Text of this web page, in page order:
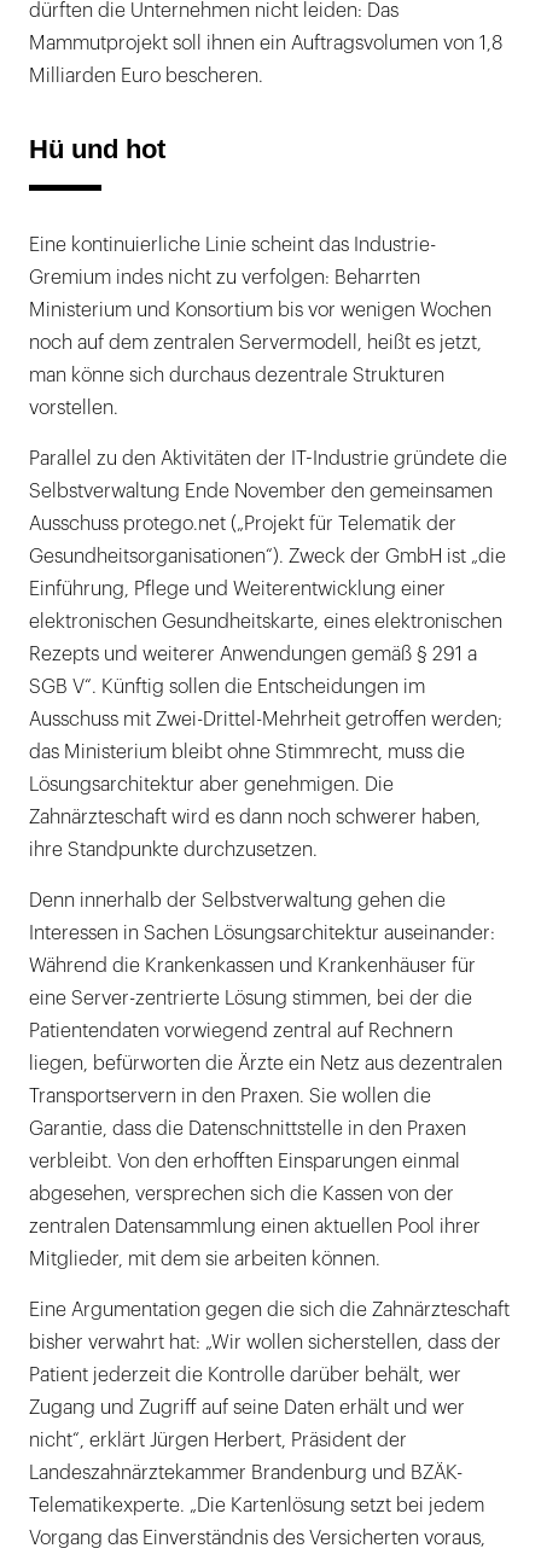
dürften die Unternehmen nicht leiden: Das
Mammutprojekt soll ihnen ein Auftragsvolumen von 1,8
Milliarden Euro bescheren.
Hü und hot
Eine kontinuierliche Linie scheint das Industrie-
Gremium indes nicht zu verfolgen: Beharrten
Ministerium und Konsortium bis vor wenigen Wochen
noch auf dem zentralen Servermodell, heißt es jetzt,
man könne sich durchaus dezentrale Strukturen
vorstellen.
Parallel zu den Aktivitäten der IT-Industrie gründete die
Selbstverwaltung Ende November den gemeinsamen
Ausschuss protego.net („Projekt für Telematik der
Gesundheitsorganisationen“). Zweck der GmbH ist „die
Einführung, Pflege und Weiterentwicklung einer
elektronischen Gesundheitskarte, eines elektronischen
Rezepts und weiterer Anwendungen gemäß § 291 a
SGB V“. Künftig sollen die Entscheidungen im
Ausschuss mit Zwei-Drittel-Mehrheit getroffen werden;
das Ministerium bleibt ohne Stimmrecht, muss die
Lösungsarchitektur aber genehmigen. Die
Zahnärzteschaft wird es dann noch schwerer haben,
ihre Standpunkte durchzusetzen.
Denn innerhalb der Selbstverwaltung gehen die
Interessen in Sachen Lösungsarchitektur auseinander:
Während die Krankenkassen und Krankenhäuser für
eine Server-zentrierte Lösung stimmen, bei der die
Patientendaten vorwiegend zentral auf Rechnern
liegen, befürworten die Ärzte ein Netz aus dezentralen
Transportservern in den Praxen. Sie wollen die
Garantie, dass die Datenschnittstelle in den Praxen
verbleibt. Von den erhofften Einsparungen einmal
abgesehen, versprechen sich die Kassen von der
zentralen Datensammlung einen aktuellen Pool ihrer
Mitglieder, mit dem sie arbeiten können.
Eine Argumentation gegen die sich die Zahnärzteschaft
bisher verwahrt hat: „Wir wollen sicherstellen, dass der
Patient jederzeit die Kontrolle darüber behält, wer
Zugang und Zugriff auf seine Daten erhält und wer
nicht“, erklärt Jürgen Herbert, Präsident der
Landeszahnärztekammer Brandenburg und BZÄK-
Telematikexperte. „Die Kartenlösung setzt bei jedem
Vorgang das Einverständnis des Versicherten voraus,